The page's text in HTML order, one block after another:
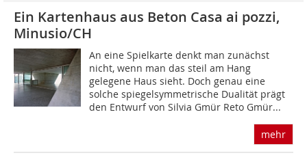
Ein Kartenhaus aus Beton Casa ai pozzi,
Minusio/CH
An eine Spielkarte denkt man zunächst
nicht, wenn man das steil am Hang
gelegene Haus sieht. Doch genau eine
solche spiegelsymmetrische Dualität prägt
den Entwurf von Silvia Gmür Reto Gmür...
mehr